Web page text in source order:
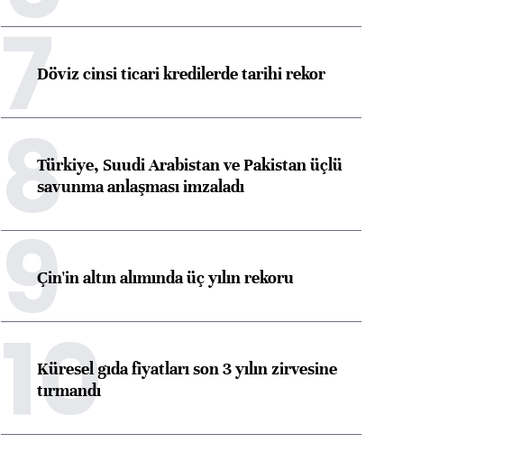
7Döviz cinsi ticari kredilerde tarihi rekor
8Türkiye, Suudi Arabistan ve Pakistan üçlü
savunma anlaşması imzaladı
9Çin'in altın alımında üç yılın rekoru
10
Küresel gıda fiyatları son 3 yılın zirvesine
tırmandı